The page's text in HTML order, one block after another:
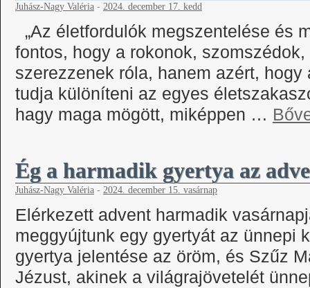
Juhász-Nagy Valéria - 2024. december 17. kedd
„Az életfordulók megszentelése és
fontos, hogy a rokonok,
szerezzenek róla, hanem azért,
tudja különíteni az egyes
hagy maga mögött, miképpen …
Ég a harmadik gyertya az
Juhász-Nagy Valéria - 2024. december 15. vasárnap
Elérkezett advent harmadik
meggyújtunk egy gyertyát az ünnepi
gyertya jelentése az öröm, és Szűz
Jézust, akinek a világrajövetelét